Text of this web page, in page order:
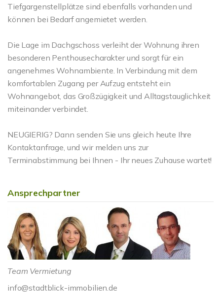
Tiefgargenstellplätze sind ebenfalls vorhanden und
können bei Bedarf angemietet werden.
Die Lage im Dachgschoss verleiht der Wohnung ihren
besonderen Penthousecharakter und sorgt für ein
angenehmes Wohnambiente. In Verbindung mit dem
komfortablen Zugang per Aufzug entsteht ein
Wohnangebot, das Großzügigkeit und Alltagstauglichkeit
miteinander verbindet.
NEUGIERIG? Dann senden Sie uns gleich heute Ihre
Kontaktanfrage, und wir melden uns zur
Terminabstimmung bei Ihnen - Ihr neues Zuhause wartet!
Ansprechpartner
Team Vermietung
info@stadtblick-immobilien.de